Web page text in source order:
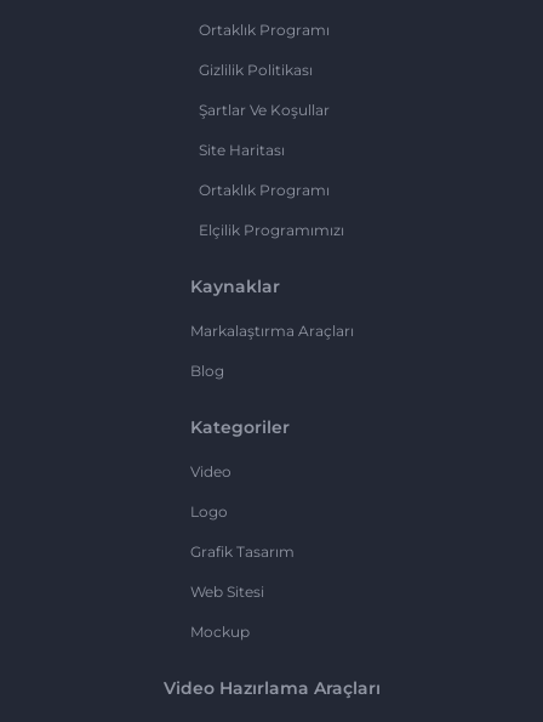
Ortaklık Programı
Gizlilik Politikası
Şartlar Ve Koşullar
Site Haritası
Ortaklık Programı
Elçilik Programımızı
Kaynaklar
Markalaştırma Araçları
Blog
Kategoriler
Video
Logo
Grafik Tasarım
Web Sitesi
Mockup
Video Hazırlama Araçları